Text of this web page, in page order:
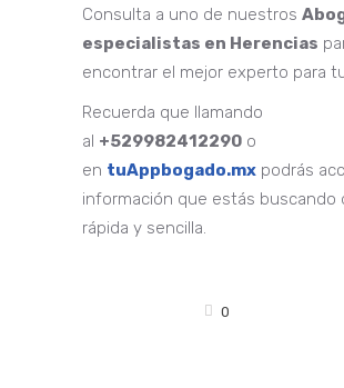
Consulta a uno de nuestros
especialistas en Herencias
encontrar el mejor experto para
Recuerda que llamando
al +529982412290 o
en tuAppbogado.mx podrás
información que estás buscando
rápida y sencilla.
0